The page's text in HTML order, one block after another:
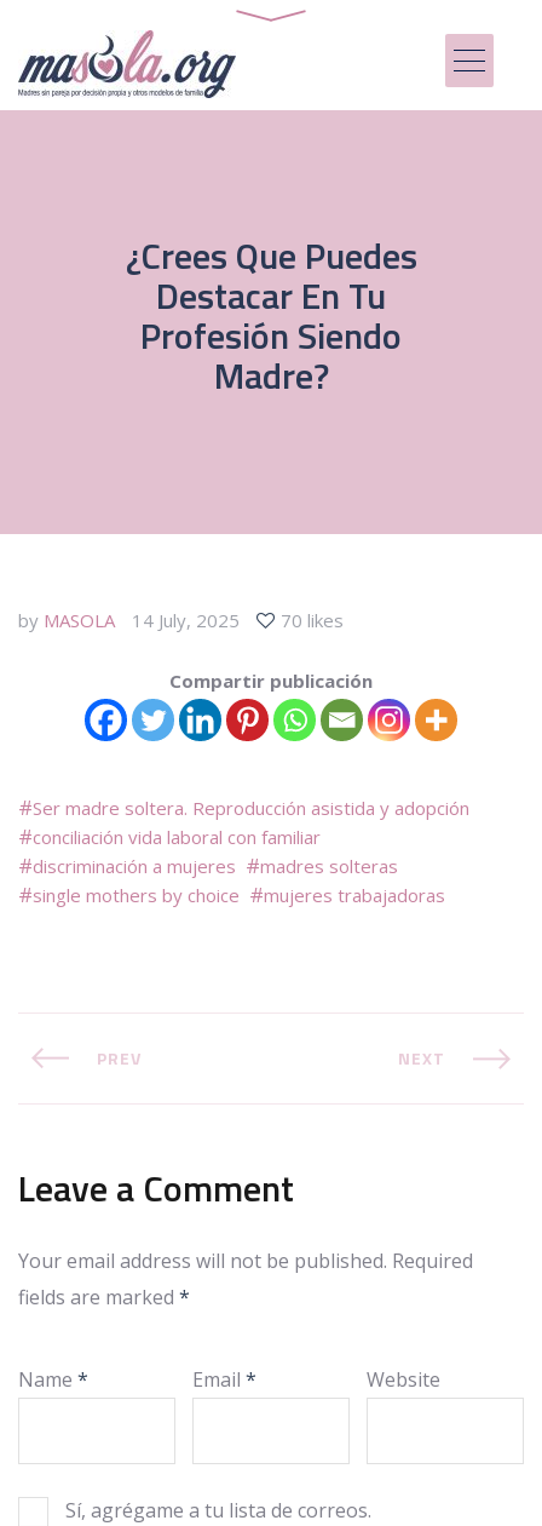
¿Crees Que Puedes
Destacar En Tu
Profesión Siendo
Madre?
by MASOLA 14 July, 2025 70 likes
Compartir publicación
Ser madre soltera. Reproducción asistida y adopción
conciliación vida laboral con familiar
discriminación a mujeres
madres solteras
single mothers by choice
mujeres trabajadoras
PREV NEXT
Leave a Comment
Your email address will not be published. Required
fields are marked *
Name * Email* Website
Sí, agrégame a tu lista de correos.